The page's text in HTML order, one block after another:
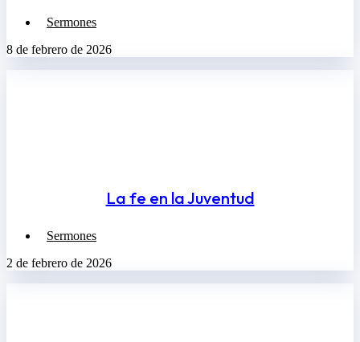
Sermones
8 de febrero de 2026
La fe en la Juventud
Sermones
2 de febrero de 2026